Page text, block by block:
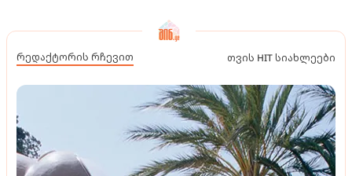
რედაქტორის რჩევით თვის HIT სიახლეები